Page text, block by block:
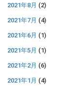
2021年8月 (2)
2021年7月 (4)
2021年6月 (1)
2021年5月 (1)
2021年2月 (6)
2021年1月 (4)